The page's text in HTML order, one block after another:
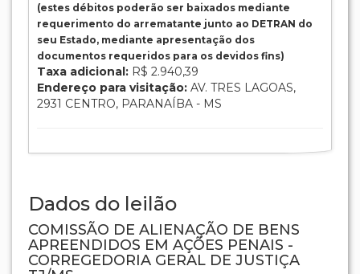
(estes débitos poderão ser baixados mediante
requerimento do arrematante junto ao DETRAN do
seu Estado, mediante apresentação dos
documentos requeridos para os devidos fins)
Taxa adicional: R$ 2.940,39
Endereço para visitação: AV. TRES LAGOAS,
2931 CENTRO, PARANAÍBA - MS
Dados do leilão
COMISSÃO DE ALIENAÇÃO DE BENS
APREENDIDOS EM AÇÕES PENAIS -
CORREGEDORIA GERAL DE JUSTIÇA